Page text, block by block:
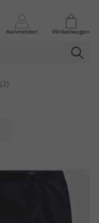
Aanmelden Winkelwagen
(2)